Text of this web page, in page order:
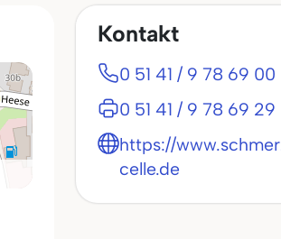
Kontakt
0 51 41 / 9 78 69 00
0 51 41 / 9 78 69 29
https://
celle.de